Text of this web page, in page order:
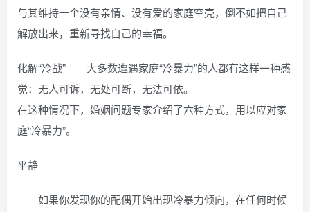
与其维持一个没有亲情、没有爱的家庭空壳，倒不如把自己
解放出来，重新寻找自己的幸福。
化解“冷战” 大多数遭遇家庭“冷暴力”的人都有这样一种感
觉：无人可诉，无处可断，无法可依。
在这种情况下，婚姻问题专家介绍了六种方式，用以应对家
庭“冷暴力”。
平静
如果你发现你的配偶开始出现冷暴力倾向，在任何时候